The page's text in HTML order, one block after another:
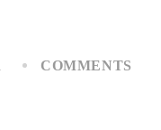
COMMENTS